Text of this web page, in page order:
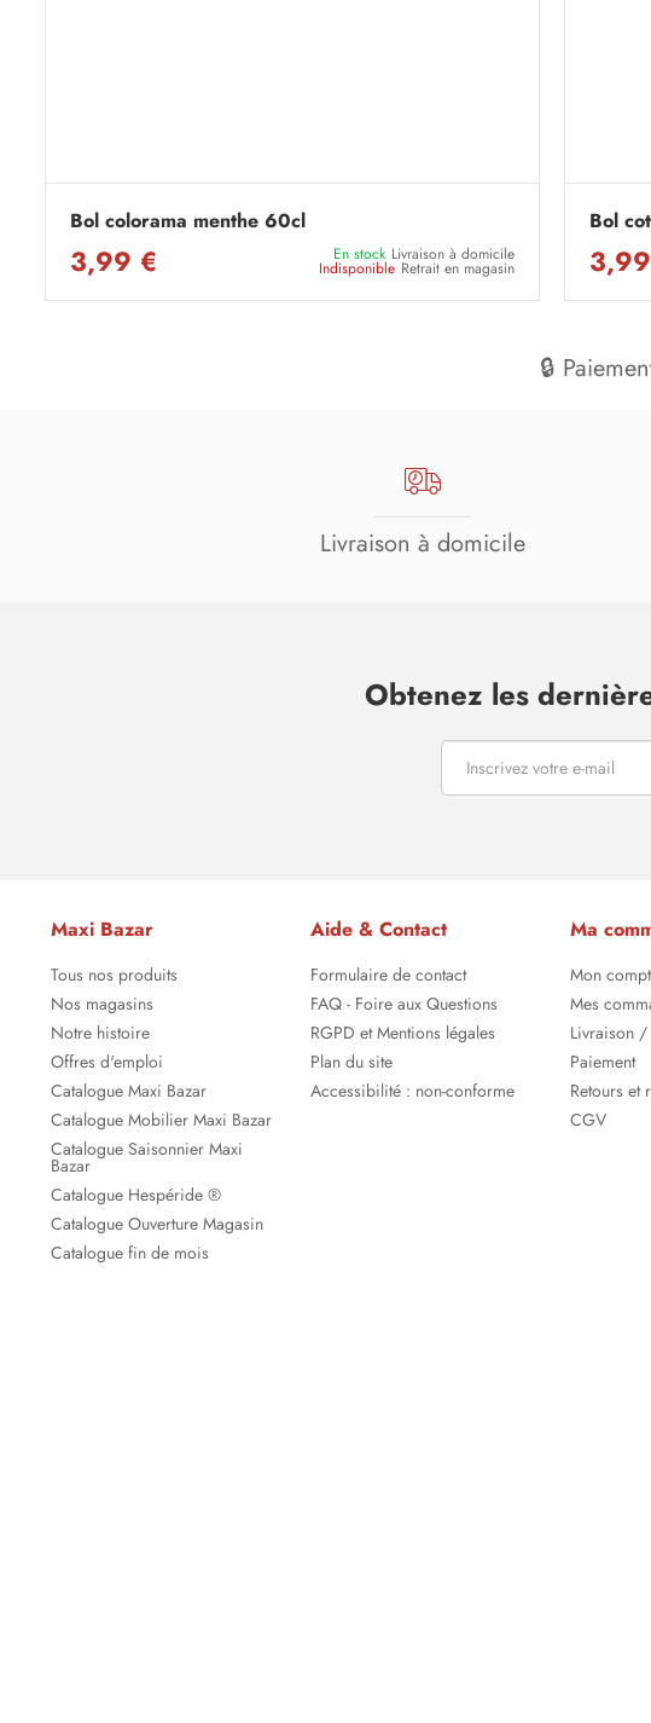
Bol colorama menthe 60cl
3,99 € En stock Livraison à domicile
Indisponible Retrait en magasin
Bol
🔒
Livraison à domicile
Obtenez les
Maxi Bazar
Tous nos produits
Nos magasins
Notre histoire
Offres d'emploi
Catalogue Maxi Bazar
Catalogue Mobilier Maxi Bazar
Catalogue Saisonnier Maxi
Bazar
Catalogue Hespéride ®
Catalogue Ouverture Magasin
Catalogue fin de mois
Aide & Contact
Formulaire de contact
FAQ - Foire aux Questions
RGPD et Mentions légales
Plan du site
Accessibilité : non-conforme
Ma
Mon
Mes
Livraison
Paiement
Retours et
CGV